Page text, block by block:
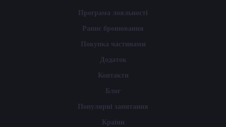
Програма лояльності
Раннє бронювання
Покупка частинами
Додаток
Контакти
Блог
Популярні запитання
Країни